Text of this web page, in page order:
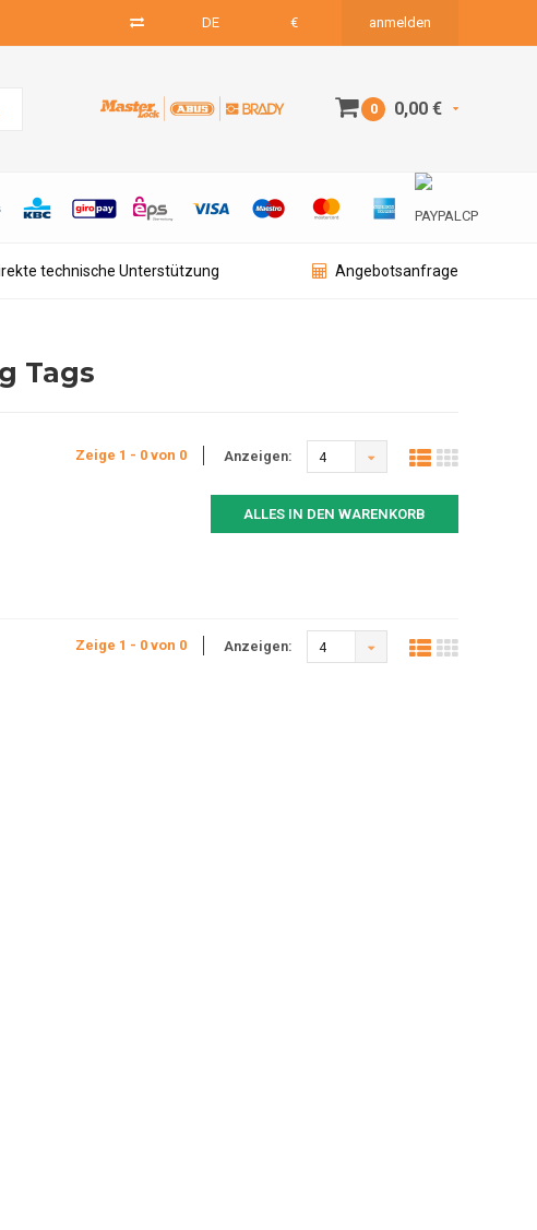
DE € anmelden
0 0,00 €
technische Unterstützung Angebotsanfrage
Tags
Zeige 1 - 0 von 0 Anzeigen: 4
ALLES IN DEN WARENKORB
Zeige 1 - 0 von 0 Anzeigen: 4